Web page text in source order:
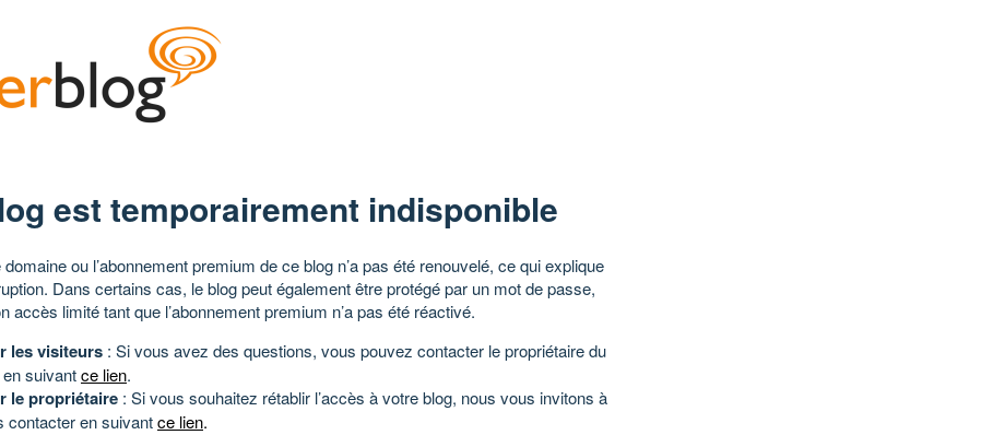
est temporairement indisponible
ou l’abonnement premium de ce blog n’a pas été renouvelé, ce qui explique
Dans certains cas, le blog peut également être protégé par un mot de passe,
accès limité tant que l’abonnement premium n’a pas été réactivé.
les visiteurs : Si vous avez des questions, vous pouvez contacter le propriétaire du
suivantce lien.
le propriétaire : Si vous souhaitez rétablir l’accès à votre blog, nous vous invitons à
contacter en suivantce lien.